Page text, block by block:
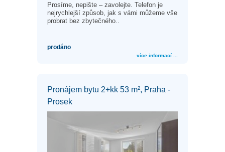
Prosíme, nepište – zavolejte. Telefon je
nejrychlejší způsob, jak s vámi můžeme vše
probrat bez zbytečného..
prodáno
více informací ...
Pronájem bytu 2+kk 53 m², Praha -
Prosek